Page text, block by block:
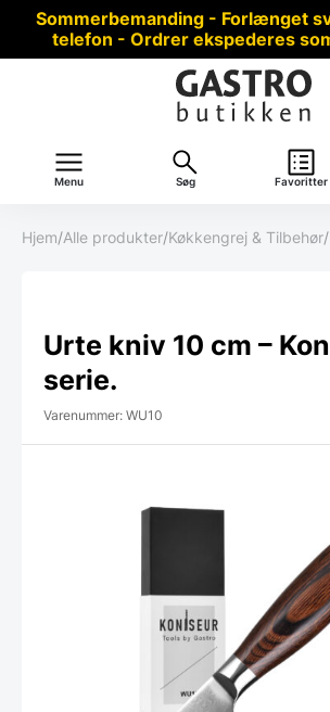
Sommerbemanding - Forlænget
telefon - Ordrer ekspederes
Menu Søg Favoritter
Hjem/Alle produkter/Køkkengrej & Tilbehør/
Urte kniv 10 cm –
serie.
Varenummer: WU10